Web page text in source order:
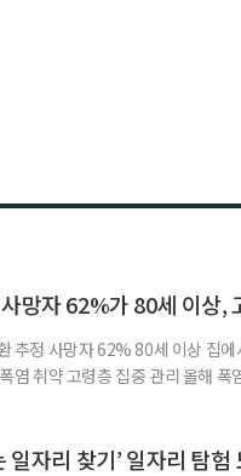
망자 62%가 80세 이상,
추정 사망자 62% 80세 이상 집
염 취약 고령층 집중 관리 올해
명(33.8%), 80세 이상은 300명
일자리 찾기’ 일자리 탐험